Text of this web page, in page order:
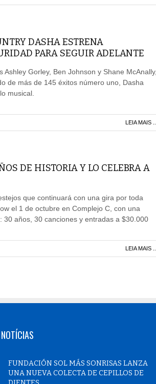
DASHA ESTRENA
PARA SEGUIR ADELANTE
Gorley, Ben Johnson y Shane McAnally,
de más de 145 éxitos número uno, Dasha
musical.
LEIA MAIS ...
DE HISTORIA Y LO CELEBRA A
que continuará con una gira por toda
el 1 de octubre en Complejo C, con una
30 años, 30 canciones y entradas a $30.000
LEIA MAIS ...
FUNDACIÓN SOL MÁS SONRISAS LANZA
UNA NUEVA COLECTA DE CEPILLOS DE